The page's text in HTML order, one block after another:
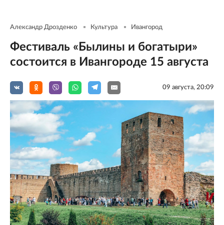
Александр Дрозденко Культура Ивангород
Фестиваль «Былины и богатыри»
состоится в Ивангороде 15 августа
09 августа, 20:09